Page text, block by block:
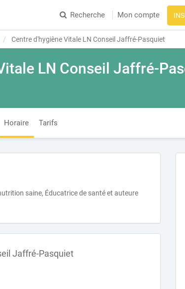
Recherche Mon compte
Centre d'hygiène Vitale LN Conseil Jaffré-Pasquiet
LN Conseil Jaffré-
Horaire Tarifs
saine, Éducatrice de santé et auteure
Jaffré-Pasquiet